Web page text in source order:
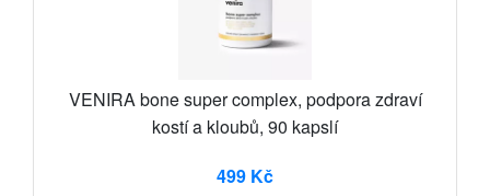
VENIRA bone super complex, podpora zdraví
kostí a kloubů, 90 kapslí
499 Kč